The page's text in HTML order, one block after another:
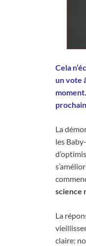
Cela
un vote
La
les
science
La
claire: